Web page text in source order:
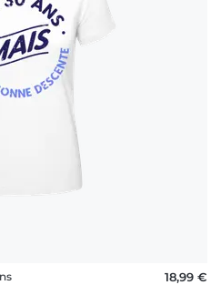
18,99 €